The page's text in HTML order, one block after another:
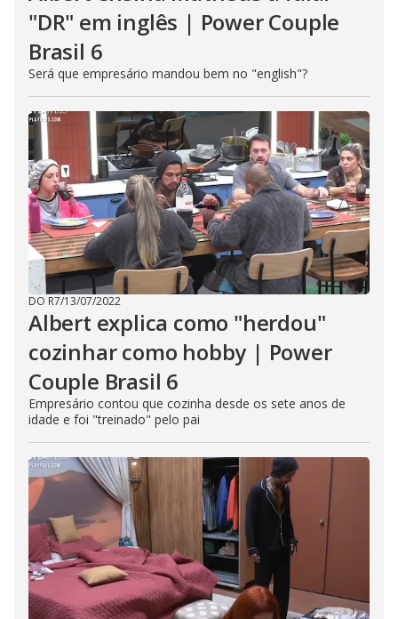
"DR" em inglês | Power Couple
Brasil 6
Será que empresário mandou bem no "english"?
DO R7/13/07/2022
Albert explica como "herdou"
cozinhar como hobby | Power
Couple Brasil 6
Empresário contou que cozinha desde os sete anos de
idade e foi "treinado" pelo pai